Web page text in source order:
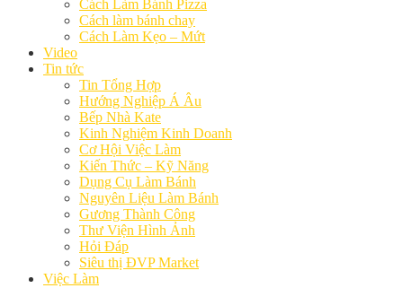
Cách Làm Bánh Pizza
Cách làm bánh chay
Cách Làm Kẹo – Mứt
Video
Tin tức
Tin Tổng Hợp
Hướng Nghiệp Á Âu
Bếp Nhà Kate
Kinh Nghiệm Kinh Doanh
Cơ Hội Việc Làm
Kiến Thức – Kỹ Năng
Dụng Cụ Làm Bánh
Nguyên Liệu Làm Bánh
Gương Thành Công
Thư Viện Hình Ảnh
Hỏi Đáp
Siêu thị ĐVP Market
Việc Làm